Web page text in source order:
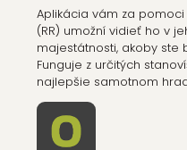
Aplikácia vám za pomoci
(RR) umožní vidieť ho v
majestátnosti, akoby ste
Funguje z určitých
najlepšie samotnom